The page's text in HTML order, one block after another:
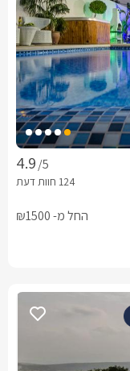
/5
החל מ- ₪1500